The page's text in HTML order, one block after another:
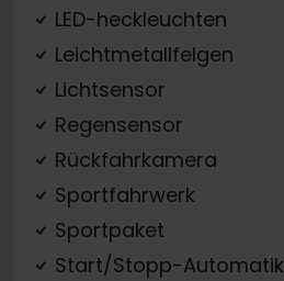
LED-heckleuchten
Leichtmetallfelgen
Lichtsensor
Regensensor
Rückfahrkamera
Sportfahrwerk
Sportpaket
Start/Stopp-Automatik